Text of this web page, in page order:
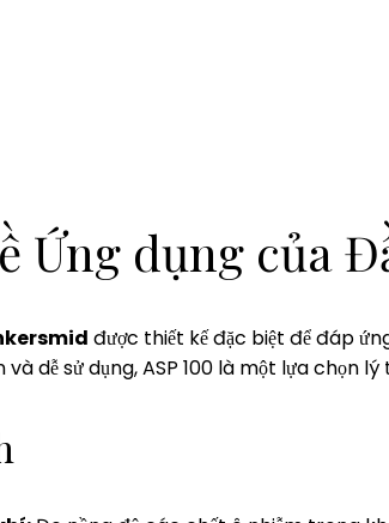
Ứng dụng của
được thiết kế đặc biệt để đáp
và dễ sử dụng, ASP 100 là một lựa chọn